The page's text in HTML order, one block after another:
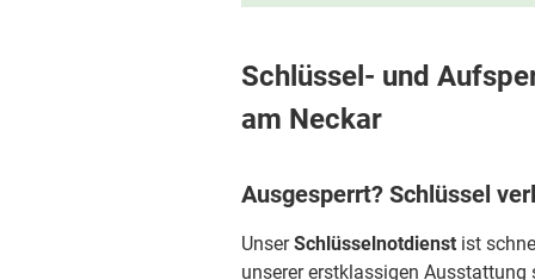
Schlüssel- und
am Neckar
Ausgesperrt? Schlüssel
UnserSchlüsselnotdienst ist
unserer erstklassigen